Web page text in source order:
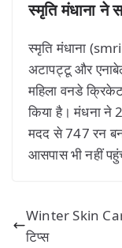
स्मृति मंधाना ने
स्मृति मंधाना
अटापट्टू और
महिला वनडे
किया है। मंधना ने
मदद से 747 रन
आसपास भी नहीं
Winter Skin
टिप्स